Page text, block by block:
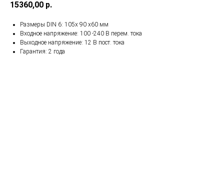
15360,00 р.
Размеры DIN 6: 105x 90 x60 мм
Входное напряжение: 100 -240 В перем. тока
Выходное напряжение: 12 В пост. тока
Гарантия: 2 года